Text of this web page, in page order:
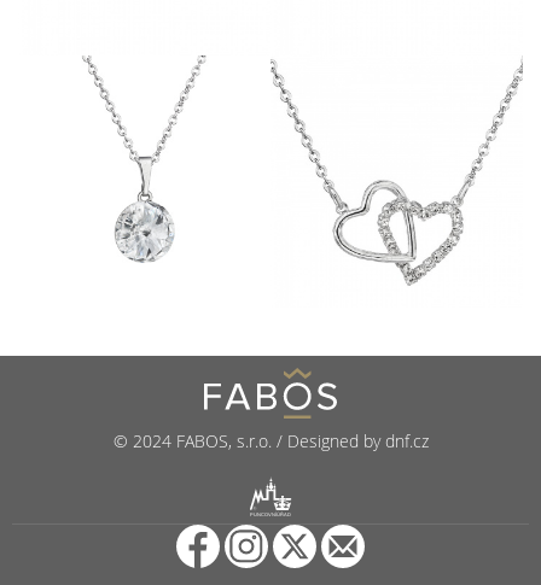
© 2024 FABOS, s.r.o. / Designed by dnf.cz
PUNCOVNÍ ÚŘAD